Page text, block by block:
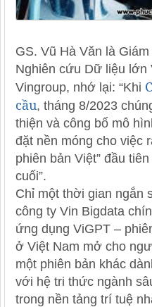
GS. Vũ Hà Văn là
Nghiên cứu Dữ liệu lớn
Vingroup, nhớ lại: “Khi
cầu, tháng 8/2023
thiện và công bố mô
đặt nền móng cho việc
phiên bản Việt” đầu
cuối”.
Chỉ một thời gian ngắn
công ty Vin Bigdata
ứng dụng ViGPT –
ở Việt Nam mở cho
một phiên bản khác
với hệ tri thức ngành
trong nền tảng trí tuệ